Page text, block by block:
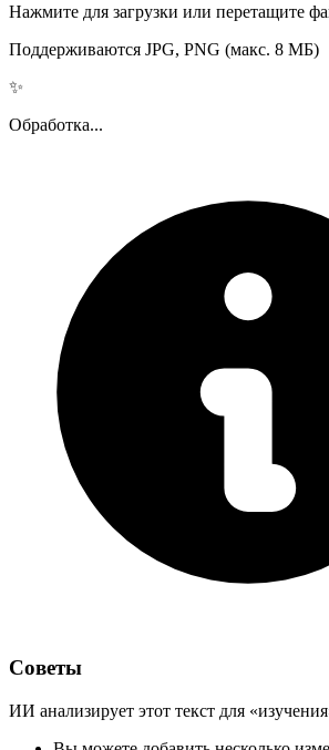
Нажмите для загрузки или перетащите
Поддерживаются JPG, PNG (макс. 8 МБ)
✨
Обработка...
Советы
ИИ анализирует этот текст для